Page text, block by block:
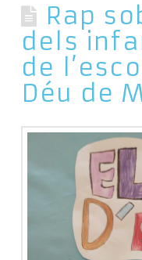
Rap
dels
de
Déu de